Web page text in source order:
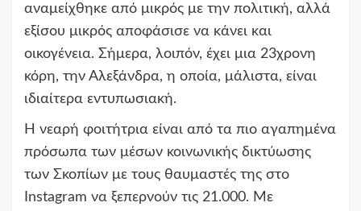
αναμείχθηκε από μικρός με την πολιτική, αλλά
εξίσου μικρός αποφάσισε να κάνει και
οικογένεια. Σήμερα, λοιπόν, έχει μια 23χρονη
κόρη, την Αλεξάνδρα, η οποία, μάλιστα, είναι
ιδιαίτερα εντυπωσιακή.
Η νεαρή φοιτήτρια είναι από τα πιο αγαπημένα
πρόσωπα των μέσων κοινωνικής δικτύωσης
των Σκοπίων με τους θαυμαστές της στο
Instagram να ξεπερνούν τις 21.000. Με